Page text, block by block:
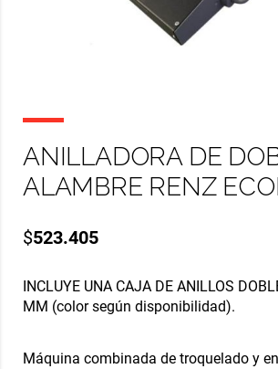
ANILLADORA DE
ALAMBRE RENZ
$523.405
INCLUYE UNA CAJA DE ANILLOS
MM (color según disponibilidad).
Máquina combinada de troquelado y